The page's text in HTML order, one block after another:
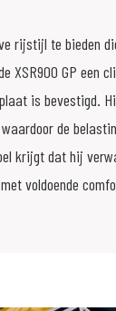
rijstijl te bieden
XSR900 GP een
is bevestigd.
de
krijgt dat hij
voldoende